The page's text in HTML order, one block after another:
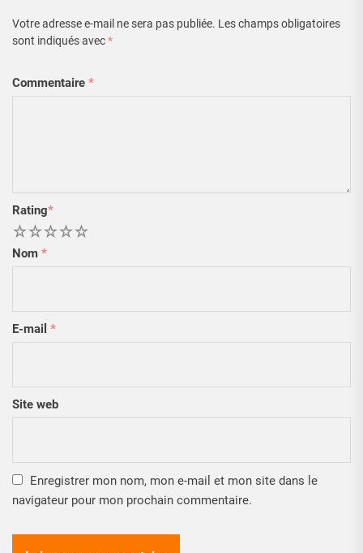
Votre adresse e-mail ne sera pas publiée. Les champs obligatoires
sont indiqués avec*
Commentaire *
Rating*
5
4
3
2
Nom *
E-mail *
Site web
Enregistrer mon nom, mon e-mail et mon site dans le
navigateur pour mon prochain commentaire.